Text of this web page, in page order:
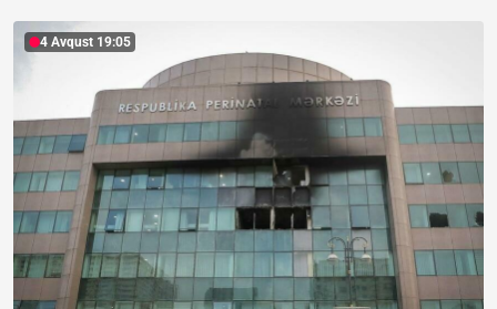
4 Avqust 19:05